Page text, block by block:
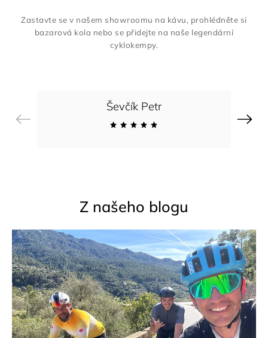
Zastavte se v našem showroomu na kávu, prohlédněte si
bazarová kola nebo se přidejte na naše legendární
cyklokempy.
Previous
Ševčík Petr
Next
Z našeho blogu